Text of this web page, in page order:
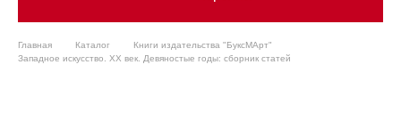
Главная Каталог
Книги издательства "БуксМАрт"
Западное искусство. ХХ век. Девяностые годы: сборник статей